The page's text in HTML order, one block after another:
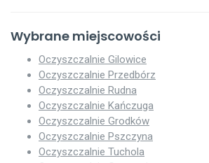
Wybrane miejscowości
Oczyszczalnie Gilowice
Oczyszczalnie Przedbórz
Oczyszczalnie Rudna
Oczyszczalnie Kańczuga
Oczyszczalnie Grodków
Oczyszczalnie Pszczyna
Oczyszczalnie Tuchola